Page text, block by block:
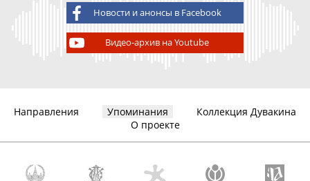
Новости и анонсы в Facebook
Видео-архив на Youtube
Направления Упоминания
Коллекция Дувакина
О проекте